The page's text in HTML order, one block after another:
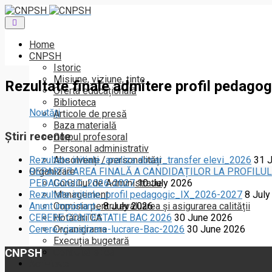
Toggle
navigation
Home
CNPSH
Istoric
Misiune, viziune, ținte
Oferta educațională
Biblioteca
Articole de presă
Baza materială
Corpul profesoral
Personal administrativ
Absolvenți / personalități
Organizare
Consiliul de Administratie
Management
Comisia pentru evaluarea și asigurarea calității
Hotărâri CA
Organigrama
Execuția bugetară
Rezultate finale admitere profil
Noutăți
Știri recente
Rezultate initiale_analiza dosar_transfer elevi_2026 31
REPARTIZAREA FINALĂ A CANDIDAȚILOR LA PROFILUL
PEDAGOGIC_2026-2027 10 July 2026
Rezultate initiale_profil pedagogic_IX_2026-2027 8
Anunt important_ 8 July 2026
CERERE CONTESTATIE BAC 2026 30 June 2026
Cerere-vizualizare-lucrare-Bac-2026 30 June 2026
CNPSH